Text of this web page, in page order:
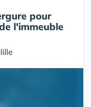
pour
l'immeuble